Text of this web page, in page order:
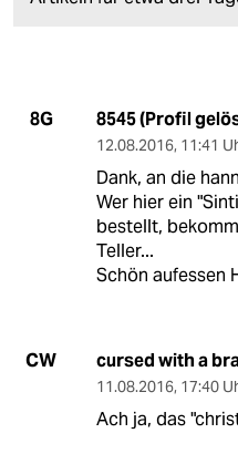
8G 8545 (Profil
12.08.2016, 11:41
Dank, an die
Wer hier ein
bestellt,
Teller...
Schön aufessen
CW cursed with a
11.08.2016, 17:40
Ach ja, das